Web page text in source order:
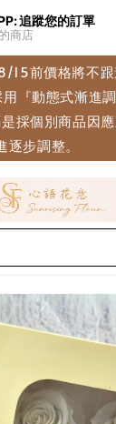
追蹤您的訂單
商店
15前價格將不
『動態式漸進
採個別商品因
逐步調整。